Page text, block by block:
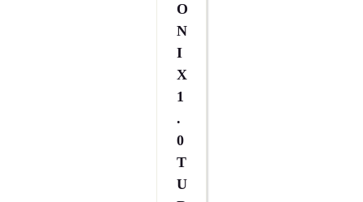
O
N
I
X
1
.
0
T
U